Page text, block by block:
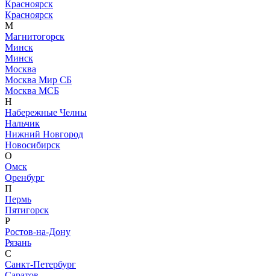
Красноярск
Красноярск
М
Магнитогорск
Минск
Минск
Москва
Москва Мир СБ
Москва МСБ
Н
Набережные Челны
Нальчик
Нижний Новгород
Новосибирск
О
Омск
Оренбург
П
Пермь
Пятигорск
Р
Ростов-на-Дону
Рязань
С
Санкт-Петербург